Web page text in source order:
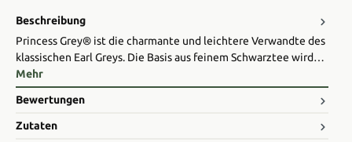
Beschreibung
Princess Grey® ist die charmante und leichtere Verwandte des
klassischen Earl Greys. Die Basis aus feinem Schwarztee wird…
Mehr
Bewertungen
Zutaten